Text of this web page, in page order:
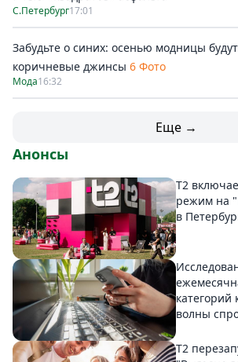
С.Петербург17:01
Забудьте о синих: осенью модницы
коричневые джинсы 6 Фото
Мода16:32
Еще →
Анонсы
Т2
режим на
в
категорий
волны
Т2